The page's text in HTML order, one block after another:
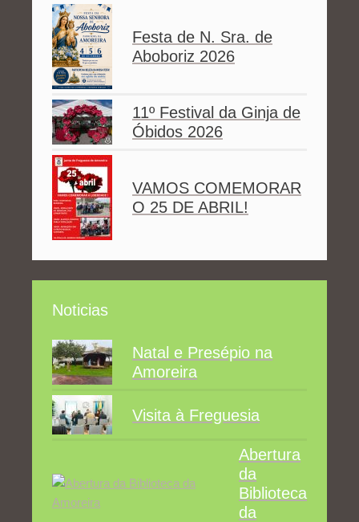
Festa de N. Sra. de
Aboboriz 2026
11º Festival da Ginja de
Óbidos 2026
VAMOS COMEMORAR
O 25 DE ABRIL!
Noticias
Natal e Presépio na
Amoreira
Visita à Freguesia
Abertura
da
Biblioteca
da